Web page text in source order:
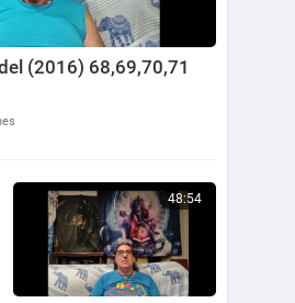
(2016) 68,69,70,71
48:54